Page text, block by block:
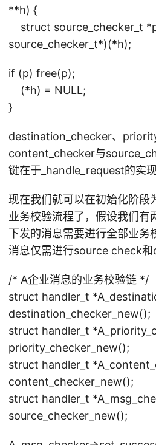
**h) {
struct source_checker_t
source_checker_t*)(*h);
if (p) free(p);
(*h) = NULL;
}
destination_checker、
content_checker与
键在于_handle_request的实现
现在我们就可以在初始化阶段
业务校验流程了，假设我们有
下发的消息需要进行全部业务
消息仅需进行source check
/* A企业消息的业务校验链 */
struct handler_t
destination_checker_new();
struct handler_t
priority_checker_new();
struct handler_t
content_checker_new();
struct handler_t
source_checker_new();